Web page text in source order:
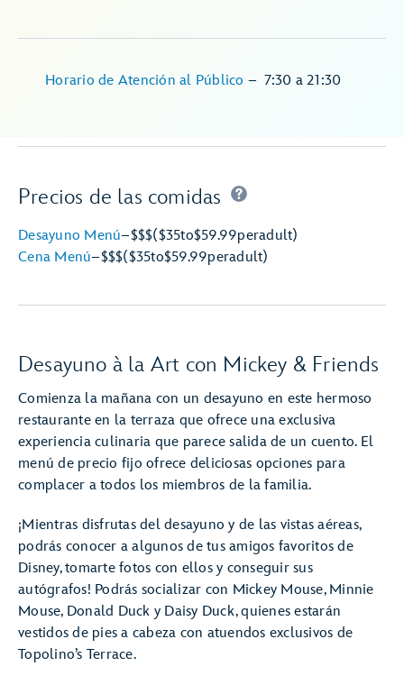
Horario de Atención al Público –7:30 a 21:30
Precios de las comidas
Desayuno Menú–$$$($35to$59.99peradult)
Cena Menú–$$$($35to$59.99peradult)
Desayuno à la Art con Mickey & Friends
Comienza la mañana con un desayuno en este hermoso
restaurante en la terraza que ofrece una exclusiva
experiencia culinaria que parece salida de un cuento. El
menú de precio fijo ofrece deliciosas opciones para
complacer a todos los miembros de la familia.
¡Mientras disfrutas del desayuno y de las vistas aéreas,
podrás conocer a algunos de tus amigos favoritos de
Disney, tomarte fotos con ellos y conseguir sus
autógrafos! Podrás socializar con Mickey Mouse, Minnie
Mouse, Donald Duck y Daisy Duck, quienes estarán
vestidos de pies a cabeza con atuendos exclusivos de
Topolino’s Terrace.